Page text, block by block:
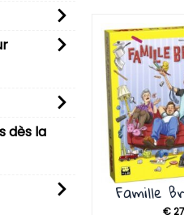
dès la
Famille
€